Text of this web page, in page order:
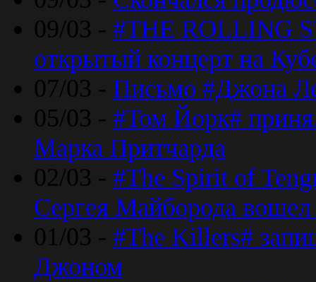
09/03 - #THE ROLLING
открытый концерт на
07/03 - Письмо #Джона
05/03 - #Том Йорк#
Марка Притчарда
02/03 - #The Spirit of
Сергея Майборода
01/03 - #The Killers#
Джоном